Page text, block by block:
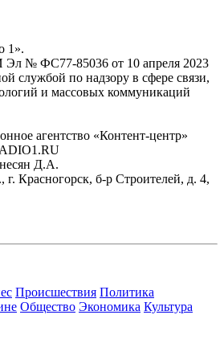
1».
Эл № ФС77-85036 от 10 апреля 2023
службой по надзору в сфере связи,
и массовых коммуникаций
агентство «Контент-центр»
Д.А.
г. Красногорск, б-р Строителей, д. 4,
Происшествия Политика
Общество Экономика Культура